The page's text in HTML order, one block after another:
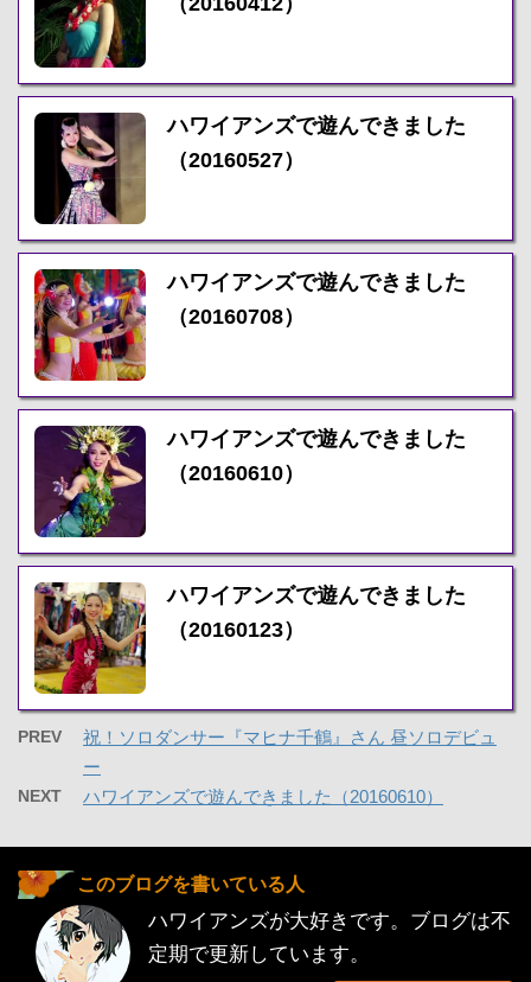
ハワイアンズで遊んできました
（20160527）
ハワイアンズで遊んできました
（20160708）
ハワイアンズで遊んできました
（20160610）
ハワイアンズで遊んできました
（20160123）
PREV
祝！ソロダンサー『マヒナ千鶴』さん 昼ソロデビュ
ー
NEXT ハワイアンズで遊んできました（20160610）
このブログを書いている人
ハワイアンズが大好きです。ブログは不
定期で更新しています。